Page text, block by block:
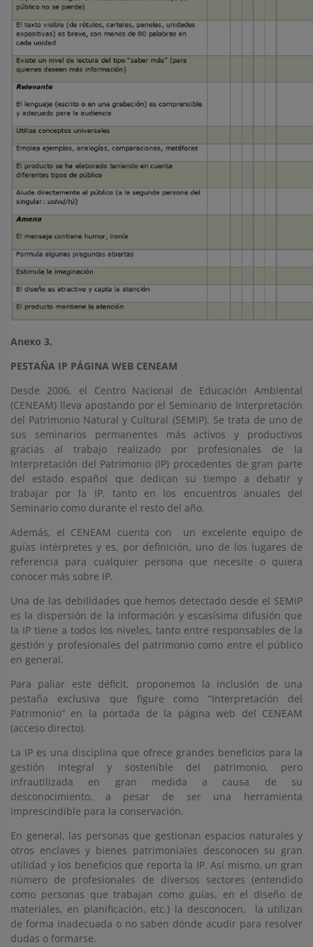
Anexo 3.
PESTAÑA IP PÁGINA WEB CENEAM
Desde 2006, el Centro Nacional de Educación Ambiental
(CENEAM) lleva apostando por el Seminario de Interpretación
del Patrimonio Natural y Cultural (SEMIP). Se trata de uno de
sus seminarios permanentes más activos y productivos
gracias al trabajo realizado por profesionales de la
Interpretación del Patrimonio (IP) procedentes de gran parte
del estado español que dedican su tiempo a debatir y
trabajar por la IP, tanto en los encuentros anuales del
Seminario como durante el resto del año.
Además, el CENEAM cuenta con un excelente equipo de
guías intérpretes y es, por definición, uno de los lugares de
referencia para cualquier persona que necesite o quiera
conocer más sobre IP.
Una de las debilidades que hemos detectado desde el SEMIP
es la dispersión de la información y escasísima difusión que
la IP tiene a todos los niveles, tanto entre responsables de la
gestión y profesionales del patrimonio como entre el público
en general.
Para paliar este déficit, proponemos la inclusión de una
pestaña exclusiva que figure como “Interpretación del
Patrimonio” en la portada de la página web del CENEAM
(acceso directo).
La IP es una disciplina que ofrece grandes beneficios para la
gestión integral y sostenible del patrimonio, pero
infrautilizada en gran medida a causa de su
desconocimiento, a pesar de ser una herramienta
imprescindible para la conservación.
En general, las personas que gestionan espacios naturales y
otros enclaves y bienes patrimoniales desconocen su gran
utilidad y los beneficios que reporta la IP. Así mismo, un gran
número de profesionales de diversos sectores (entendido
como personas que trabajan como guías, en el diseño de
materiales, en planificación, etc.) la desconocen, la utilizan
de forma inadecuada o no saben dónde acudir para resolver
dudas o formarse.